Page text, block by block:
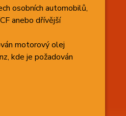
osobních automobilů,
anebo dřívější
motorový olej
kde je požadován